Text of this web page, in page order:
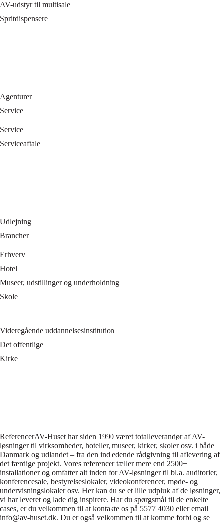
AV-udstyr til multisale
Spritdispensere
Agenturer
Service
Service
Serviceaftale
Udlejning
Brancher
Erhverv
Hotel
Museer, udstillinger og underholdning
Skole
Videregående uddannelsesinstitution
Det offentlige
Kirke
ReferencerAV-Huset har siden 1990 været totalleverandør af AV-
løsninger til virksomheder, hoteller, museer, kirker, skoler osv. i både
Danmark og udlandet – fra den indledende rådgivning til aflevering af
det færdige projekt. Vores referencer tæller mere end 2500+
installationer og omfatter alt inden for AV-løsninger til bl.a. auditorier,
konferencesale, bestyrelseslokaler, videokonferencer, møde- og
undervisningslokaler osv. Her kan du se et lille udpluk af de løsninger,
vi har leveret og lade dig inspirere. Har du spørgsmål til de enkelte
cases, er du velkommen til at kontakte os på 5577 4030 eller email
info@av-huset.dk. Du er også velkommen til at komme forbi og se